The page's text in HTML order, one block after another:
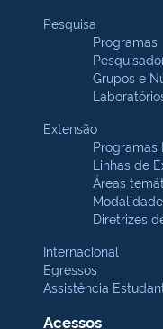
Pesquisa
Programas
Grupos e
Extensão
Programas
Linhas de
Áreas
Diretrizes
Internacional
Egressos
Assistência
Acessos